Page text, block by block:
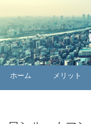
ホーム メリット